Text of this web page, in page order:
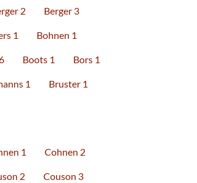
2 Berger 3
1 Bohnen 1
Boots 1 Bors 1
1 Bruster 1
1 Cohnen 2
2 Couson 3